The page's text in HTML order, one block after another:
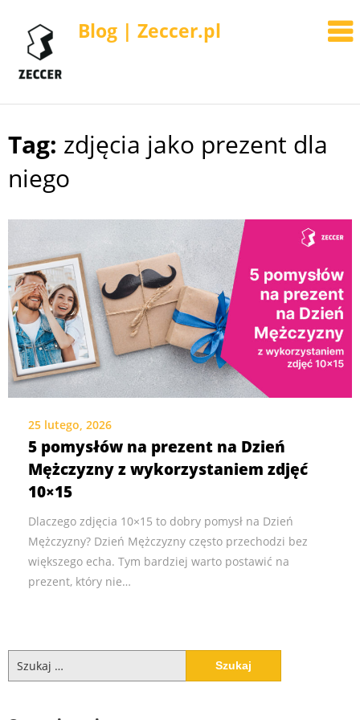
Blog | Zeccer.pl
Skip
content
Tag: zdjęcia jako prezent dla
niego
25 lutego, 2026
5 pomysłów na prezent na Dzień
Mężczyzny z wykorzystaniem zdjęć
10×15
Dlaczego zdjęcia 10×15 to dobry pomysł na Dzień
Mężczyzny? Dzień Mężczyzny często przechodzi bez
większego echa. Tym bardziej warto postawić na
prezent, który nie…